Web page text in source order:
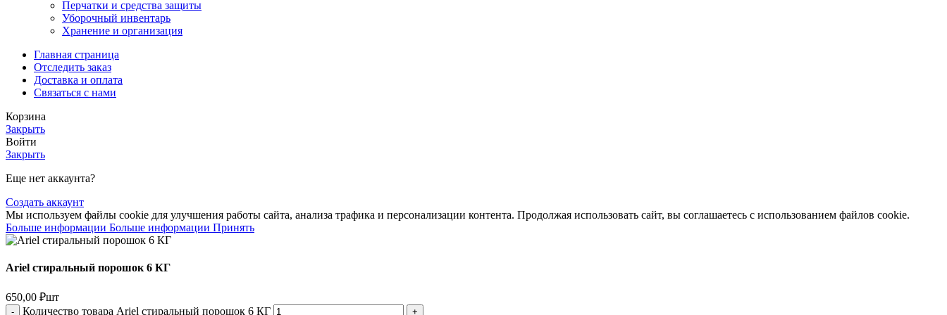
Перчатки и средства защиты
Уборочный инвентарь
Хранение и организация
Главная страница
Отследить заказ
Доставка и оплата
Связаться с нами
Корзина
Закрыть
Войти
Закрыть
Еще нет аккаунта?
Создать аккаунт
Мы используем файлы cookie для улучшения работы сайта, анализа трафика и персонализации контента. Продолжая использовать сайт, вы соглашаетесь с использованием файлов cookie.
Больше информации Больше информации Принять
Ariel стиральный порошок 6 КГ
650,00 ₽шт
Количество товара Ariel стиральный порошок 6 КГ